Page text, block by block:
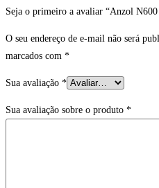
Seja o primeiro a avaliar “Anzol
O seu endereço de e-mail não será
marcados com *
Sua avaliação *
Sua avaliação sobre o produto *